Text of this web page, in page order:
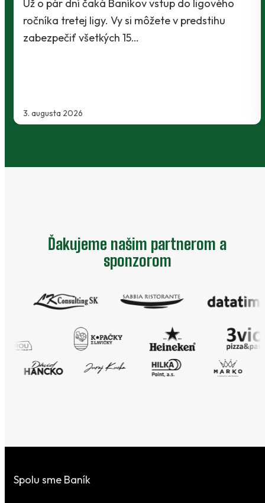
2. augusta 2026
Baníci vstúpili do ostrej sezóny súbojom 1.
Slovnaft Cupu, keď vycestovali do neďalekej
Ďakujeme našim partnerom a
sponzorom
Spolu sme Baník